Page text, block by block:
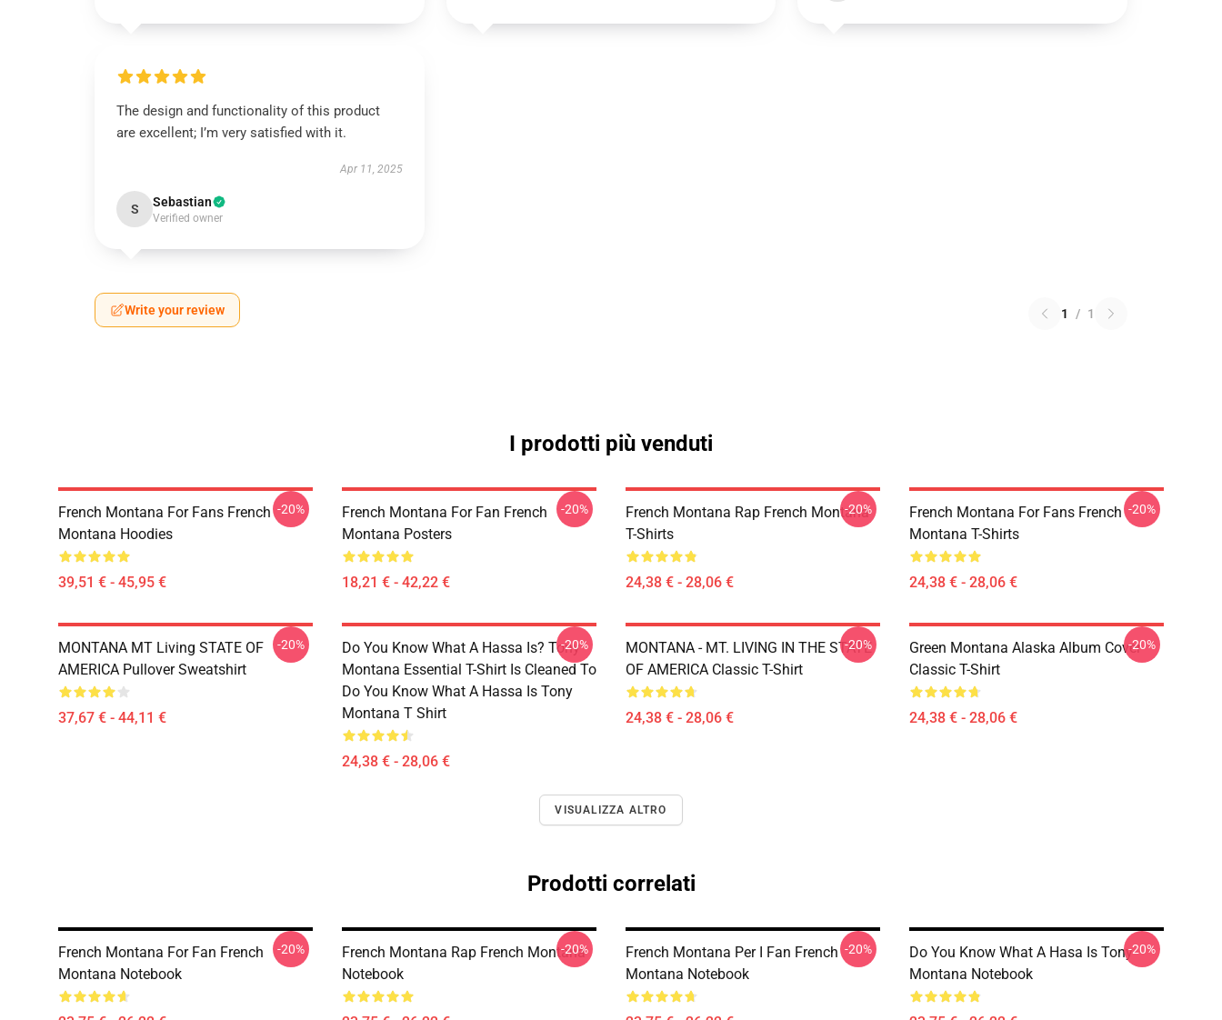
The design and functionality of this product
are excellent; I’m very satisfied with it.
Apr 11, 2025
S Sebastian
Verified owner
Write your review 1 / 1
I prodotti più venduti
French Montana For Fans French
Montana Hoodies
39,51 € - 45,95 €
-20%
French Montana For Fan French
Montana Posters
18,21 € - 42,22 €
-20%
French Montana Rap French Montana
T-Shirts
24,38 € - 28,06 €
-20%
French Montana For Fans French
Montana T-Shirts
24,38 € - 28,06 €
-20%
MONTANA MT Living STATE OF
AMERICA Pullover Sweatshirt
37,67 € - 44,11 €
-20%
Do You Know What A Hassa Is? Tony
Montana Essential T-Shirt Is Cleaned To
Do You Know What A Hassa Is Tony
Montana T Shirt
24,38 € - 28,06 €
-20%
MONTANA - MT. LIVING IN THE STATE
OF AMERICA Classic T-Shirt
24,38 € - 28,06 €
-20%
Green Montana Alaska Album Cover
Classic T-Shirt
24,38 € - 28,06 €
-20%
VISUALIZZA ALTRO
Prodotti correlati
French Montana For Fan French
Montana Notebook
-20%
French Montana Rap French Montana
Notebook
-20%
French Montana Per I Fan French
Montana Notebook
-20%
Do You Know What A Hasa Is Tony
Montana Notebook
-20%